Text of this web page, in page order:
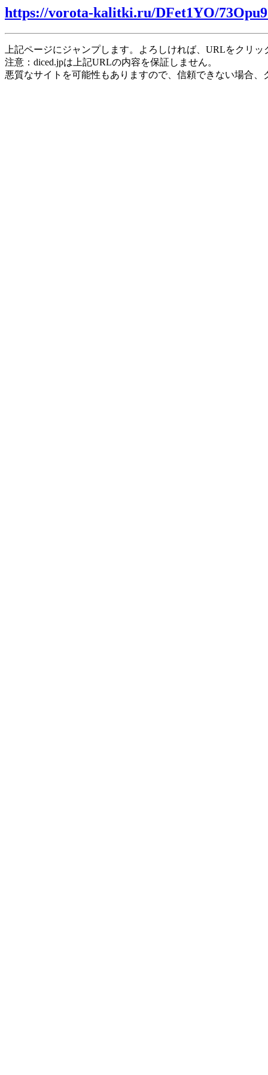
https://vorota-kalitki.ru/DFet1YO/
上記ページにジャンプします。よろしければ、URLをクリ
注意：diced.jpは上記URLの内容を保証しません。
悪質なサイトを可能性もありますので、信頼できない場合、